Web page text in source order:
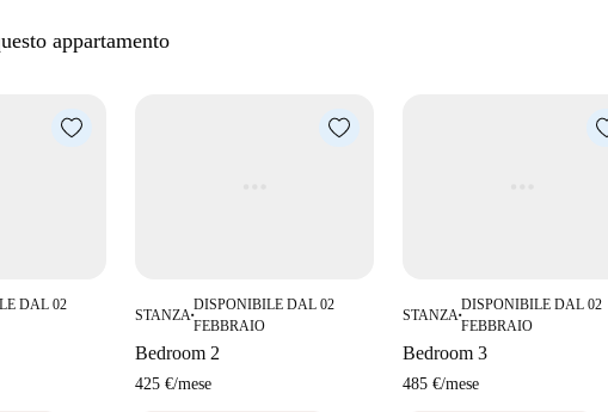
dintorni di questa deliziosa città spagnola.
appartamento
DAL 02
STANZA ■
DISPONIBILE DAL 02
FEBBRAIO
Bedroom 2
425 €/mese
STANZA ■
DISPONIBILE DAL 02
FEBBRAIO
Bedroom 3
485 €/mese